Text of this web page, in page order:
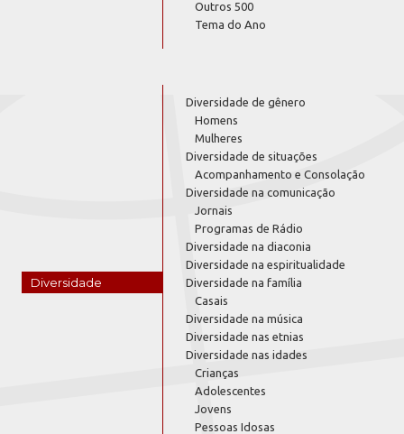
Outros 500
Tema do Ano
Diversidade
Diversidade de gênero
Homens
Mulheres
Diversidade de situações
Acompanhamento e Consolação
Diversidade na comunicação
Jornais
Programas de Rádio
Diversidade na diaconia
Diversidade na espiritualidade
Diversidade na família
Casais
Diversidade na música
Diversidade nas etnias
Diversidade nas idades
Crianças
Adolescentes
Jovens
Pessoas Idosas